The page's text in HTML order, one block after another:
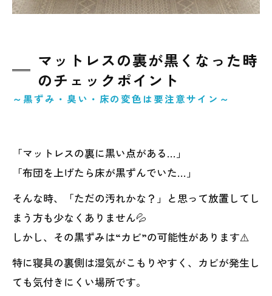
マットレスの裏が黒くなった時
のチェックポイント
～黒ずみ・臭い・床の変色は要注意サイン～
「マットレスの裏に黒い点がある…」
「布団を上げたら床が黒ずんでいた…」
そんな時、「ただの汚れかな？」と思って放置してし
まう方も少なくありません💦
しかし、その黒ずみは“カビ”の可能性があります⚠️
特に寝具の裏側は湿気がこもりやすく、カビが発生し
ても気付きにくい場所です。